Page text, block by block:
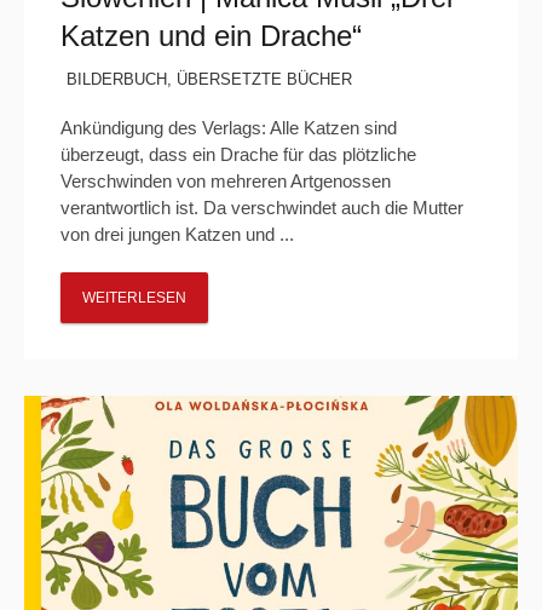
Katzen und ein Drache“
BILDERBUCH , ÜBERSETZTE BÜCHER
Ankündigung des Verlags: Alle Katzen sind
überzeugt, dass ein Drache für das plötzliche
Verschwinden von mehreren Artgenossen
verantwortlich ist. Da verschwindet auch die Mutter
von drei jungen Katzen und ...
WEITERLESEN